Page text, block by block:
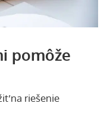
pomôže
na riešenie